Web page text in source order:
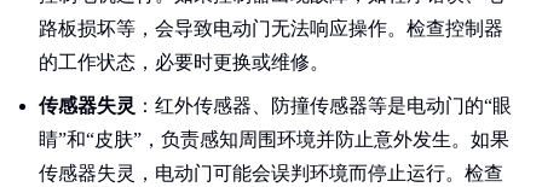
路板损坏等，会导致电动门无法响应操作。检查控制器
的工作状态，必要时更换或维修。
传感器失灵 ：红外传感器、防撞传感器等是电动门的“眼
睛”和“皮肤”，负责感知周围环境并防止意外发生。如果
传感器失灵，电动门可能会误判环境而停止运行。检查